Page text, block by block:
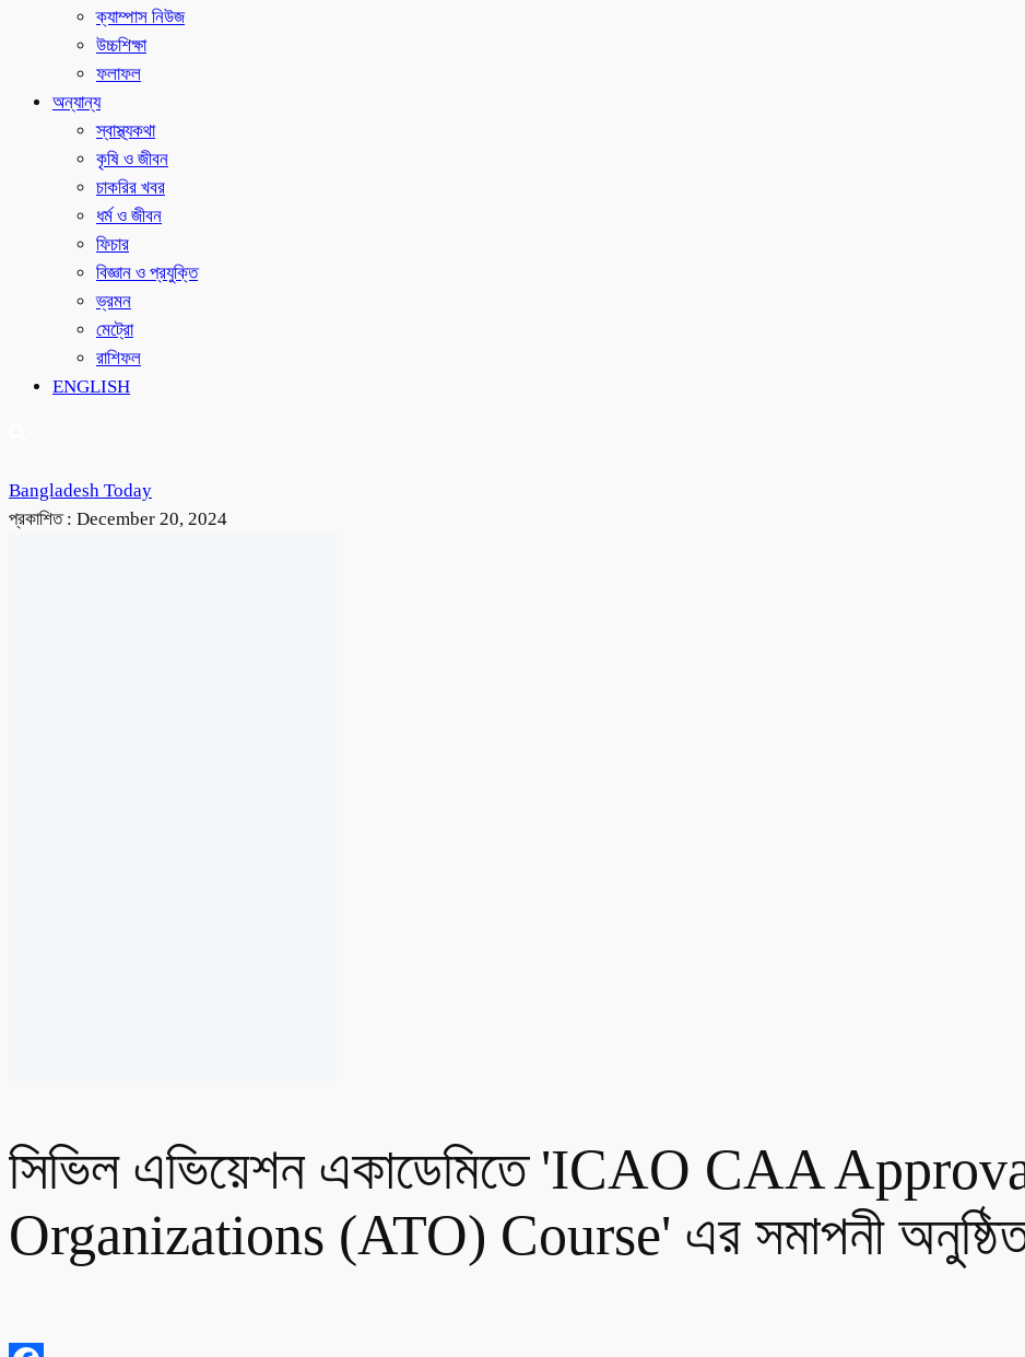
ক্যাম্পাস নিউজ
উচ্চশিক্ষা
ফলাফল
অন্যান্য
স্বাস্থ্যকথা
কৃষি ও জীবন
চাকরির খবর
ধর্ম ও জীবন
ফিচার
বিজ্ঞান ও প্রযুক্তি
ভ্রমন
মেট্রো
রাশিফল
ENGLISH
Bangladesh Today
প্রকাশিত : December 20, 2024
সিভিল এভিয়েশন একাডেমিতে 'ICAO CAA
Organizations (ATO) Course' এর সমাপনী